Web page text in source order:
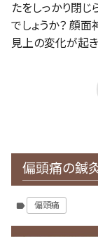
たをしっかり閉
でしょうか？ 顔
見上の変化が起
偏頭痛の鍼
label 偏頭痛